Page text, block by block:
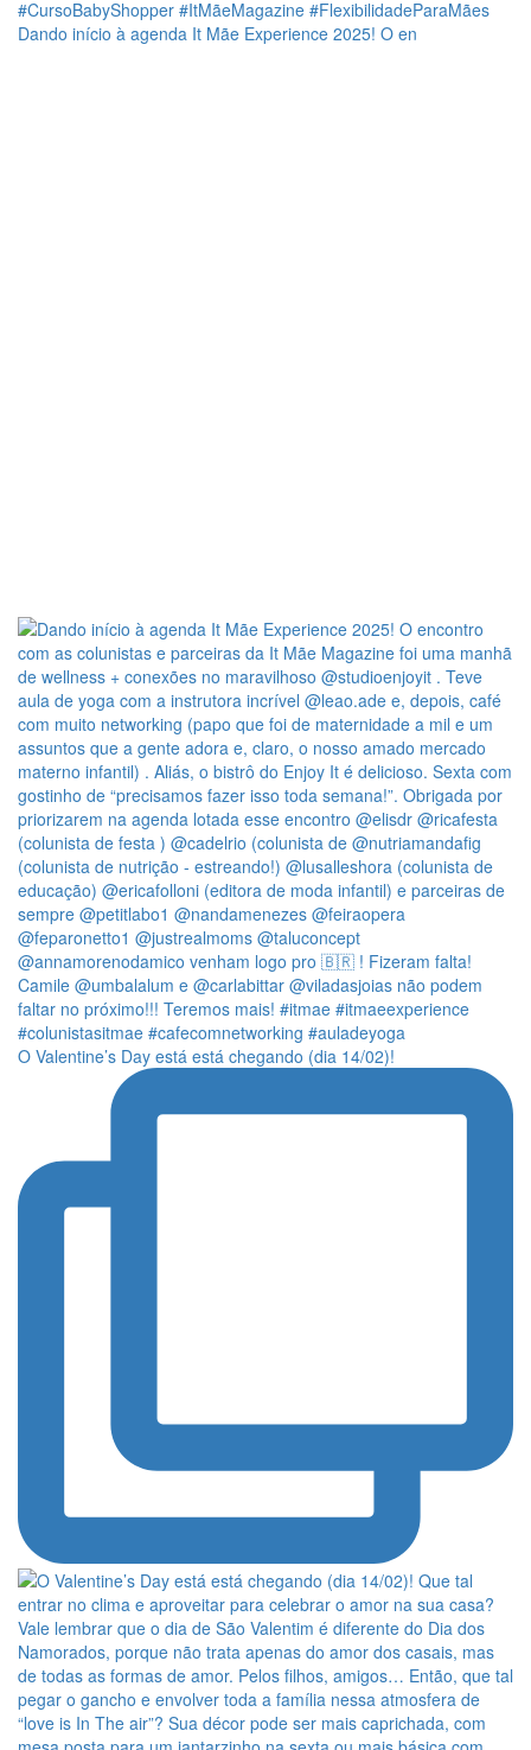
Dando início à agenda It Mãe Experience 2025! O en
O Valentine’s Day está está chegando (dia 14/02)!